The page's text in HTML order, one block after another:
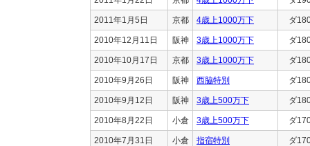
2011年1月5日 京都 4歳上1000万下 ダ
2010年12月11日 阪神 3歳上1000万下 ダ
2010年10月17日 京都 3歳上1000万下 ダ
2010年9月26日 阪神 西脇特別 ダ
2010年9月12日 阪神 3歳上500万下 ダ
2010年8月22日 小倉 3歳上500万下 ダ
2010年7月31日 小倉 指宿特別 ダ